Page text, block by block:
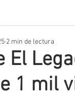
El
1 mil
2 min de lectura